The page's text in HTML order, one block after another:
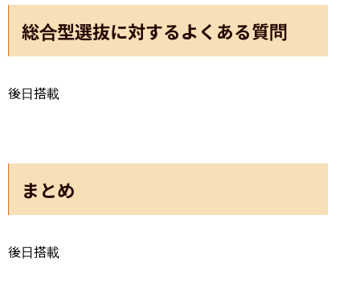
総合型選抜に対するよくある質問
後日搭載
まとめ
後日搭載